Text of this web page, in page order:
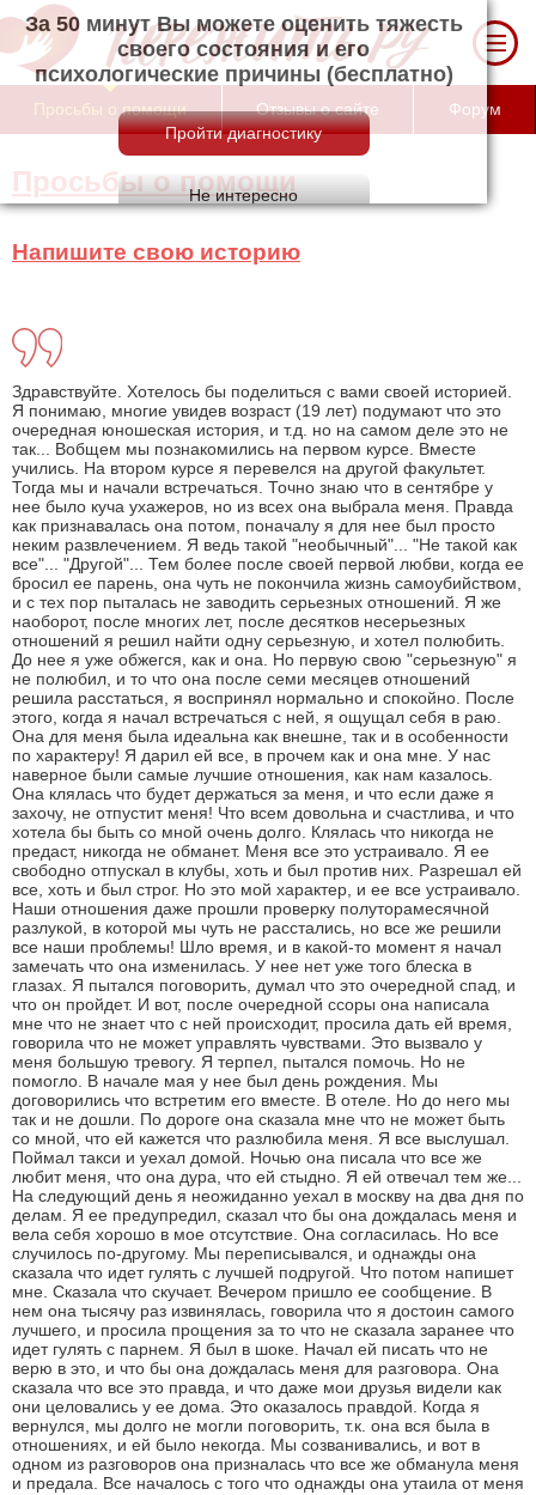
За 50 минут Вы можете оценить тяжесть
своего состояния и его психологические
причины (бесплатно)
Просьбы о помощи Отзывы о сайте Форум
Просьбы о помощи
Напишите свою историю
Здравствуйте. Хотелось бы поделиться с вами своей историей.
Я понимаю, многие увидев возраст (19 лет) подумают что это
очередная юношеская история, и т.д. но на самом деле это не
так... Вобщем мы познакомились на первом курсе. Вместе
учились. На втором курсе я перевелся на другой факультет.
Тогда мы и начали встречаться. Точно знаю что в сентябре у
нее было куча ухажеров, но из всех она выбрала меня. Правда
как признавалась она потом, поначалу я для нее был просто
неким развлечением. Я ведь такой "необычный"... "Не такой как
все"... "Другой"... Тем более после своей первой любви, когда ее
бросил ее парень, она чуть не покончила жизнь самоубийством,
и с тех пор пыталась не заводить серьезных отношений. Я же
наоборот, после многих лет, после десятков несерьезных
отношений я решил найти одну серьезную, и хотел полюбить.
До нее я уже обжегся, как и она. Но первую свою "серьезную" я
не полюбил, и то что она после семи месяцев отношений
решила расстаться, я воспринял нормально и спокойно. После
этого, когда я начал встречаться с ней, я ощущал себя в раю.
Она для меня была идеальна как внешне, так и в особенности
по характеру! Я дарил ей все, в прочем как и она мне. У нас
наверное были самые лучшие отношения, как нам казалось.
Она клялась что будет держаться за меня, и что если даже я
захочу, не отпустит меня! Что всем довольна и счастлива, и что
хотела бы быть со мной очень долго. Клялась что никогда не
предаст, никогда не обманет. Меня все это устраивало. Я ее
свободно отпускал в клубы, хоть и был против них. Разрешал ей
все, хоть и был строг. Но это мой характер, и ее все устраивало.
Наши отношения даже прошли проверку полуторамесячной
разлукой, в которой мы чуть не расстались, но все же решили
все наши проблемы! Шло время, и в какой-то момент я начал
замечать что она изменилась. У нее нет уже того блеска в
глазах. Я пытался поговорить, думал что это очередной спад, и
что он пройдет. И вот, после очередной ссоры она написала
мне что не знает что с ней происходит, просила дать ей время,
говорила что не может управлять чувствами. Это вызвало у
меня большую тревогу. Я терпел, пытался помочь. Но не
помогло. В начале мая у нее был день рождения. Мы
договорились что встретим его вместе. В отеле. Но до него мы
так и не дошли. По дороге она сказала мне что не может быть
со мной, что ей кажется что разлюбила меня. Я все выслушал.
Поймал такси и уехал домой. Ночью она писала что все же
любит меня, что она дура, что ей стыдно. Я ей отвечал тем же...
На следующий день я неожиданно уехал в москву на два дня по
делам. Я ее предупредил, сказал что бы она дождалась меня и
вела себя хорошо в мое отсутствие. Она согласилась. Но все
случилось по-другому. Мы переписывался, и однажды она
сказала что идет гулять с лучшей подругой. Что потом напишет
мне. Сказала что скучает. Вечером пришло ее сообщение. В
нем она тысячу раз извинялась, говорила что я достоин самого
лучшего, и просила прощения за то что не сказала заранее что
идет гулять с парнем. Я был в шоке. Начал ей писать что не
верю в это, и что бы она дождалась меня для разговора. Она
сказала что все это правда, и что даже мои друзья видели как
они целовались у ее дома. Это оказалось правдой. Когда я
вернулся, мы долго не могли поговорить, т.к. она вся была в
отношениях, и ей было некогда. Мы созванивались, и вот в
одном из разговоров она призналась что все же обманула меня
и предала. Все началось с того что однажды она утаила от меня